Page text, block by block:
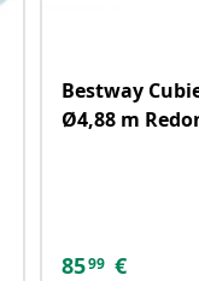
Bestway
Ø4,88 m
8599 €